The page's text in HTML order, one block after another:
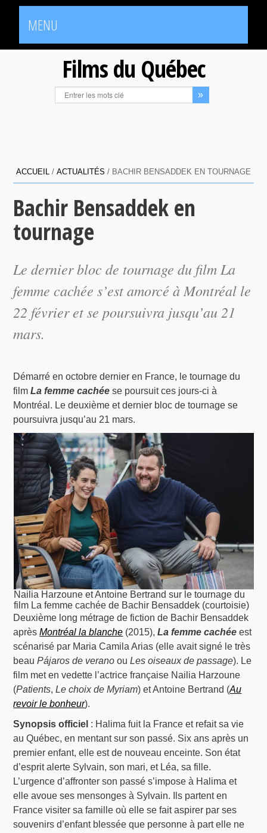
MENU
Films du Québec
ACCUEIL /ACTUALITÉS / BACHIR BENSADDEK EN TOURNAGE
Bachir Bensaddek en
tournage
Le dernier bloc de tournage du film La
femme cachée s’est amorcé à Montréal le
22 février et se poursuivra jusqu’au 21
mars.
Démarré en octobre dernier en France, le tournage du
filmLa femme cachée se poursuit ces jours-ci à
Montréal. Le deuxième et dernier bloc de tournage se
poursuivra jusqu’au 21 mars.
Nailia Harzoune et Antoine Bertrand sur le tournage du
film La femme cachée de Bachir Bensaddek (courtoisie)
Deuxième long métrage de fiction de Bachir Bensaddek
aprèsMontréal la blanche (2015),La femme cachée est
scénarisé par Maria Camila Arias (elle avait signé le très
beauPájaros de verano ouLes oiseaux de passage). Le
film met en vedette l’actrice française Nailia Harzoune
(Patients,Le choix de Myriam) et Antoine Bertrand (Au
revoir le bonheur).
Synopsis officiel : Halima fuit la France et refait sa vie
au Québec, en mentant sur son passé. Six ans après un
premier enfant, elle est de nouveau enceinte. Son état
d’esprit alerte Sylvain, son mari, et Léa, sa fille.
L’urgence d’affronter son passé s’impose à Halima et
elle avoue ses mensonges à Sylvain. Ils partent en
France visiter sa famille où elle se fait aspirer par ses
souvenirs d’enfant blessée que personne à part elle ne